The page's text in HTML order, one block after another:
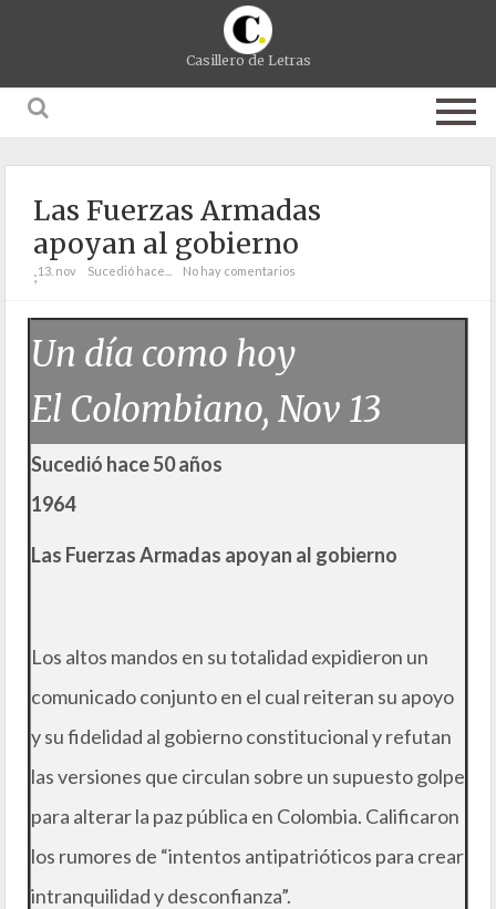
Casillero de Letras
Las Fuerzas Armadas
apoyan al gobierno
;13. nov Sucedió hace... No hay comentarios
Un día como hoy
El Colombiano, Nov 13
Sucedió hace 50 años
1964
Las Fuerzas Armadas apoyan al gobierno
Los altos mandos en su totalidad expidieron un
comunicado conjunto en el cual reiteran su apoyo
y su fidelidad al gobierno constitucional y refutan
las versiones que circulan sobre un supuesto golpe
para alterar la paz pública en Colombia. Calificaron
los rumores de “intentos antipatrióticos para crear
intranquilidad y desconfianza”.